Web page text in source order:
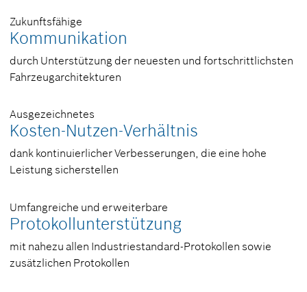
Zukunftsfähige
Kommunikation
durch Unterstützung der neuesten und fortschrittlichsten
Fahrzeugarchitekturen
Ausgezeichnetes
Kosten-Nutzen-Verhältnis
dank kontinuierlicher Verbesserungen, die eine hohe
Leistung sicherstellen
Umfangreiche und erweiterbare
Protokollunterstützung
mit nahezu allen Industriestandard-Protokollen sowie
zusätzlichen Protokollen